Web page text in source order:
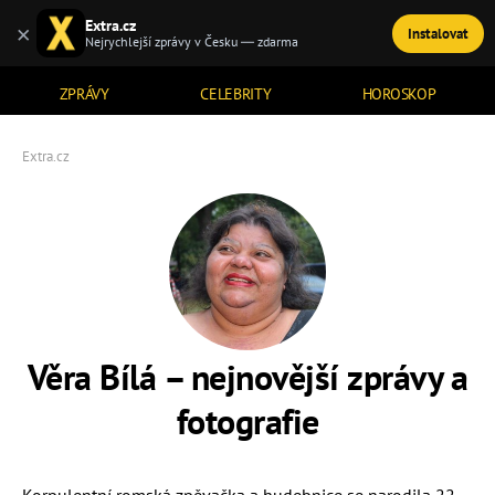
ZPRÁVY CELEBRITY HOROSKOP
TÉMATA
Extra.cz
Věra Bílá – nejnovější zprávy a
fotografie
× Extra.cz
Nejrychlejší zprávy v Česku — zdarma Instalovat